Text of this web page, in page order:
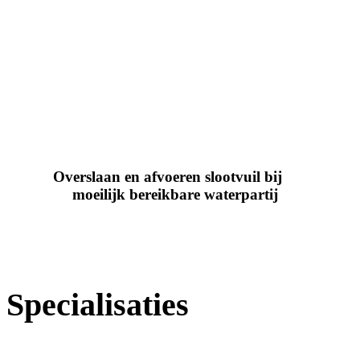
Overslaan en afvoeren slootvuil bij
moeilijk bereikbare waterpartij
Specialisaties